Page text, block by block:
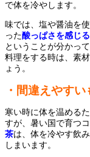
で体を冷やします。
味では、塩や醤油を
った酸っぱさを感じ
ということが分かって
料理をする時は、素
ょう。
・間違えやすい
寒い時に体を温めるた
すが、暑い国で育つ
茶は、体を冷やす飲
しまいます。